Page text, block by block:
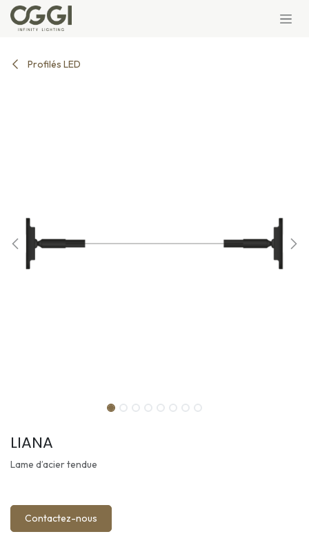
Se rendre au contenu
Profilés LED
LIANA
Lame d’acier tendue
Contactez-nous